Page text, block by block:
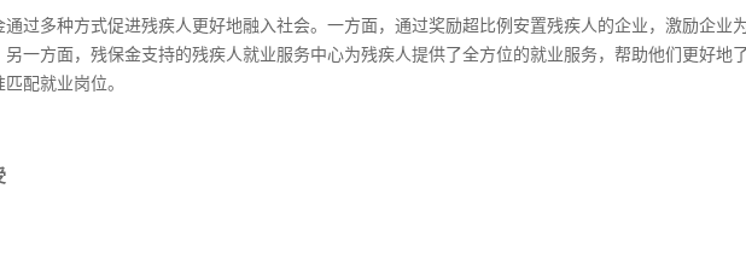
过多种方式促进残疾人更好地融入社会。一方面，通过奖励超比例安置残疾人的企业，激励企业
一方面，残保金支持的残疾人就业服务中心为残疾人提供了全方位的就业服务，帮助他们更好地了
配就业岗位。